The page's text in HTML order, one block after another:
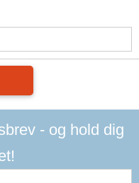
- og hold dig